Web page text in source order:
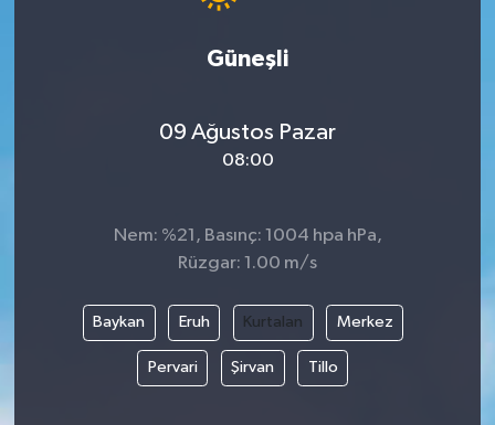
Güneşli
09 Ağustos Pazar
08:00
Nem: %21, Basınç: 1004 hpa hPa,
Rüzgar: 1.00 m/s
Baykan Eruh Kurtalan Merkez
Pervari Şirvan Tillo